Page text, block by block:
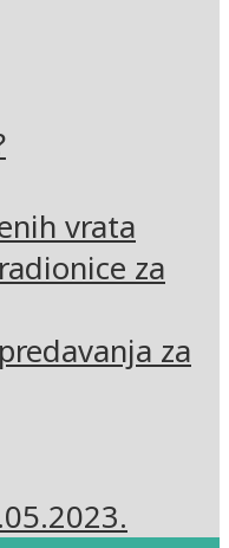
vrata
za
za